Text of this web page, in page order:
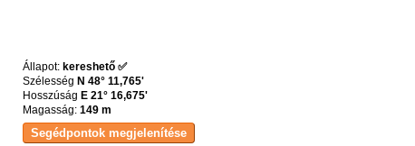
Állapot: kereshető ✅
Szélesség N 48° 11,765'
Hosszúság E 21° 16,675'
Magasság: 149 m